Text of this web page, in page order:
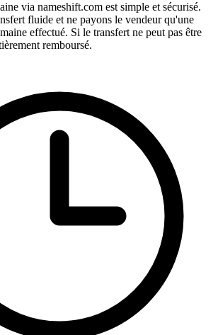
via nameshift.com est simple et sécurisé.
fluide et ne payons le vendeur qu'une
effectué. Si le transfert ne peut pas être
remboursé.